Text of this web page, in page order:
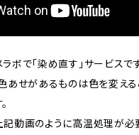
ボで「染め直す」サービスです
あせがあるものは色を変え
記動画のように高温処理が必